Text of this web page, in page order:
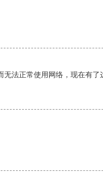
法正常使用网络，现在有了